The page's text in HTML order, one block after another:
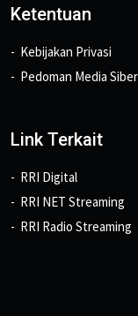
Ketentuan
Kebijakan Privasi
Pedoman Media Siber
Link Terkait
RRI Digital
RRI NET Streaming
RRI Radio Streaming